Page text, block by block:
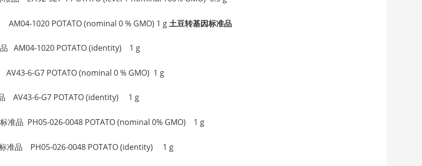
1020 POTATO (nominal 0 % GMO) 1 g土豆转基因标准品
品 AM04-1020 POTATO (identity) 1 g
6-G7 POTATO (nominal 0 % GMO) 1 g
品 AV43-6-G7 POTATO (identity) 1 g
准品 PH05-026-0048 POTATO (nominal 0% GMO) 1 g
标准品 PH05-026-0048 POTATO (identity) 1 g